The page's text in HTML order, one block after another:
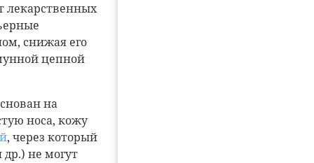
лекарственных
снижая его
цепной
на
носа, кожу
, через который
не могут